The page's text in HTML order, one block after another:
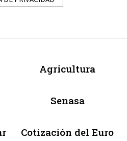
Agricultura
Senasa
Cotización del Euro